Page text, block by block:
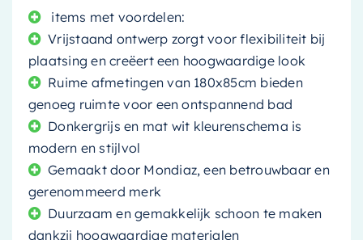
items met voordelen:
Vrijstaand ontwerp zorgt voor flexibiliteit bij
plaatsing en creëert een hoogwaardige look
Ruime afmetingen van 180x85cm bieden
genoeg ruimte voor een ontspannend bad
Donkergrijs en mat wit kleurenschema is
modern en stijlvol
Gemaakt door Mondiaz, een betrouwbaar en
gerenommeerd merk
Duurzaam en gemakkelijk schoon te maken
dankzij hoogwaardige materialen